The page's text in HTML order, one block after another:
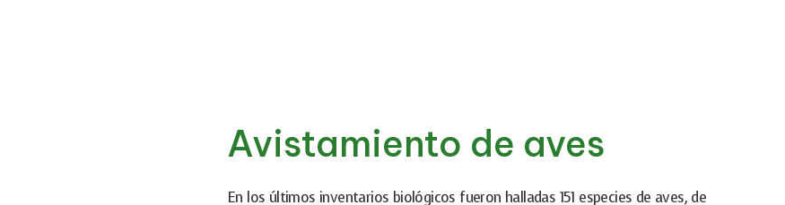
Avistamiento de aves
En los últimos inventarios biológicos fueron halladas 151 especies de aves, de